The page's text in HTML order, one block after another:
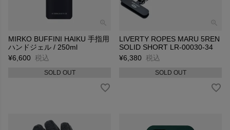
MIRKO BUFFINI HAIKU 手指用
ハンドジェル / 250ml
¥6,600 税込
SOLD OUT
LIVERTY ROPES MARU 5REN
SOLID SHORT LR-00030-34
¥6,380 税込
SOLD OUT